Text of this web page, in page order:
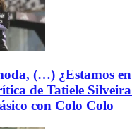
(…) ¿Estamos
de Tatiele
con Colo Colo